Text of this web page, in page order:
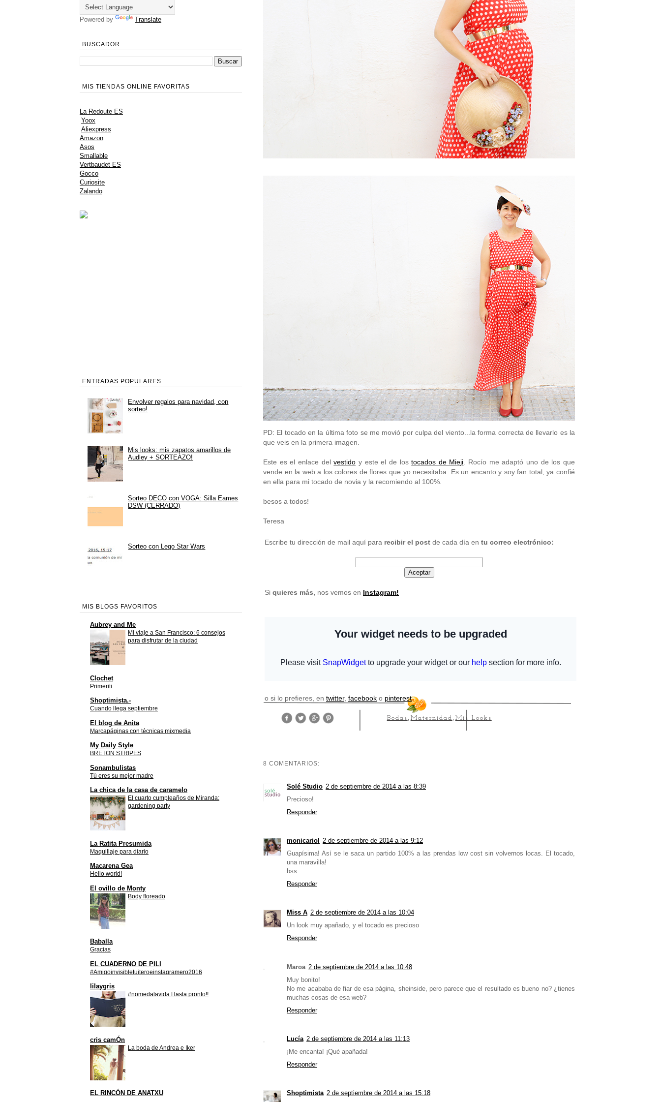
PD: El tocado en la última foto se me movió por culpa del viento...la forma correcta de llevarlo es la
que veis en la primera imagen.
Este es el enlace delvestido y este el de lostocados de Mieji . Rocío me adaptó uno de los que
vende en la web a los colores de flores que yo necesitaba. Es un encanto y soy fan total, ya confié
en ella para mi tocado de novia y la recomiendo al 100%.
besos a todos!
Teresa
Escribe tu dirección de mail aquí para recibir el post de cada día en tu correo electrónico:
Si quieres más, nos vemos en Instagram!
o si lo prefieres, en twitter, facebook o pinterest
Bodas Maternidad Mis Looks
8 COMENTARIOS:
Solé Studio 2 de septiembre de 2014 a las 8:39
Precioso!
Responder
monicariol
2 de septiembre de 2014 a las 9:12
Guapísima! Así se le saca un partido 100% a las prendas low cost sin volvernos locas. El tocado,
una maravilla!
bss
Responder
Miss A 2 de septiembre de 2014 a las 10:04
Un look muy apañado, y el tocado es precioso
Responder
Maroa 2 de septiembre de 2014 a las 10:48
Muy bonito!
No me acababa de fiar de esa página, sheinside, pero parece que el resultado es bueno no? ¿tienes
muchas cosas de esa web?
Responder
Lucía 2 de septiembre de 2014 a las 11:13
¡Me encanta! ¡Qué apañada!
Responder
Shoptimista 2 de septiembre de 2014 a las 15:18
Powered by Translate
BUSCADOR
MIS TIENDAS ONLINE FAVORITAS
La Redoute ES
Yoox
Aliexpress
Amazon
Asos
Smallable
Vertbaudet ES
Gocco
Curiosite
Zalando
ENTRADAS POPULARES
Envolver regalos para navidad, con
sorteo!
Mis looks: mis zapatos amarillos de
Audley + SORTEAZO!
Sorteo DECO con VOGA: Silla Eames
DSW (CERRADO)
Sorteo con Lego Star Wars
MIS BLOGS FAVORITOS
Aubrey and Me
Mi viaje a San Francisco: 6 consejos
para disfrutar de la ciudad
Clochet
Primeriti
Shoptimista.-
Cuando llega septiembre
El blog de Anita
Marcapáginas con técnicas mixmedia
My Daily Style
BRETON STRIPES
Sonambulistas
Tú eres su mejor madre
La chica de la casa de caramelo
El cuarto cumpleaños de Miranda:
gardening party
La Ratita Presumida
Maquillaje para diario
Macarena Gea
Hello world!
El ovillo de Monty
Body floreado
Baballa
Gracias
EL CUADERNO DE PILI
#Amigoinvisibletuiteroeinstagramero2016
lilaygris
#nomedalavida Hasta pronto!!
cris camÓn
La boda de Andrea e Iker
EL RINCÓN DE ANATXU